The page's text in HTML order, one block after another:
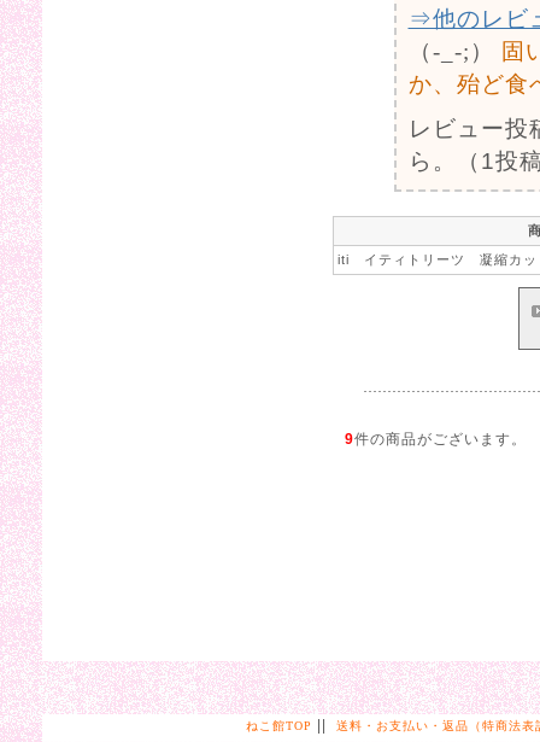
⇒他のレビ
（-_-;）
固
か、殆ど食
レビュー投
ら。（1投
iti イティトリーツ 凝縮カッ
9件の商品がございます。
ねこ館TOP 送料・お支払い・返品（特商法表